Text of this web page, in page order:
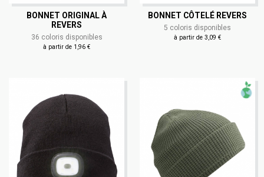
BONNET ORIGINAL À
REVERS
36 coloris disponibles
à partir de 1,96 €
BONNET CÔTELÉ REVERS
5 coloris disponibles
à partir de 3,09 €